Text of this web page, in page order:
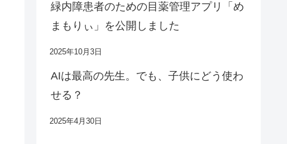
緑内障患者のための目薬管理アプリ「め
まもりぃ」を公開しました
2025年10月3日
AIは最高の先生。でも、子供にどう使わ
せる？
2025年4月30日